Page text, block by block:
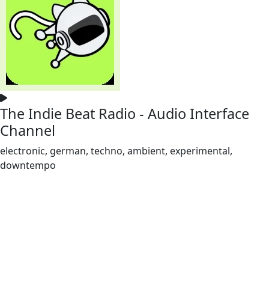
The Indie Beat Radio - Audio Interface
Channel
electronic, german, techno, ambient, experimental,
downtempo